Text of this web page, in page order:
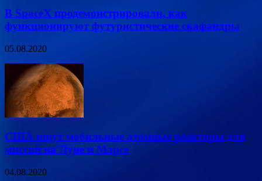
В SpaceX продемонстрировали, как
функционируют футуристические скафандры
05.08.2020
США ищут мобильные атомные реакторы для
миссий на Луне и Марсе
04.08.2020